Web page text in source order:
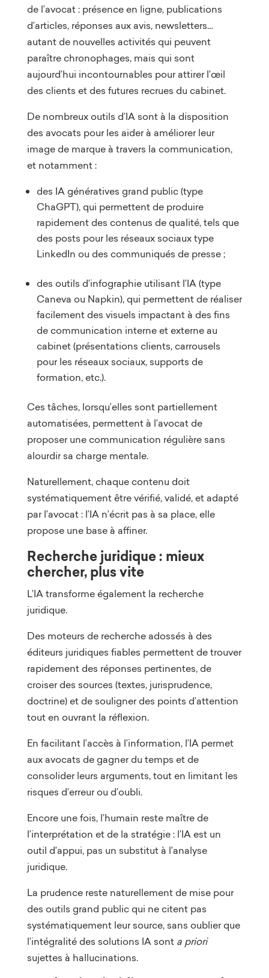
de l’avocat : présence en ligne, publications
d’articles, réponses aux avis, newsletters…
autant de nouvelles activités qui peuvent
paraître chronophages, mais qui sont
aujourd’hui incontournables pour attirer l’œil
des clients et des futures recrues du cabinet.
De nombreux outils d’IA sont à la disposition
des avocats pour les aider à améliorer leur
image de marque à travers la communication,
et notamment :
des IA génératives grand public (type
ChaGPT), qui permettent de produire
rapidement des contenus de qualité, tels que
des posts pour les réseaux sociaux type
LinkedIn ou des communiqués de presse ;
des outils d’infographie utilisant l’IA (type
Caneva ou Napkin), qui permettent de réaliser
facilement des visuels impactant à des fins
de communication interne et externe au
cabinet (présentations clients, carrousels
pour les réseaux sociaux, supports de
formation, etc.).
Ces tâches, lorsqu’elles sont partiellement
automatisées, permettent à l’avocat de
proposer une communication régulière sans
alourdir sa charge mentale.
Naturellement, chaque contenu doit
systématiquement être vérifié, validé, et adapté
par l’avocat : l’IA n’écrit pas à sa place, elle
propose une base à affiner.
Recherche juridique : mieux
chercher, plus vite
L’IA transforme également la recherche
juridique.
Des moteurs de recherche adossés à des
éditeurs juridiques fiables permettent de trouver
rapidement des réponses pertinentes, de
croiser des sources (textes, jurisprudence,
doctrine) et de souligner des points d’attention
tout en ouvrant la réflexion.
En facilitant l’accès à l’information, l’IA permet
aux avocats de gagner du temps et de
consolider leurs arguments, tout en limitant les
risques d’erreur ou d’oubli.
Encore une fois, l’humain reste maître de
l’interprétation et de la stratégie : l’IA est un
outil d’appui, pas un substitut à l’analyse
juridique.
La prudence reste naturellement de mise pour
des outils grand public qui ne citent pas
systématiquement leur source, sans oublier que
l’intégralité des solutions IA sont a priori
sujettes à hallucinations.